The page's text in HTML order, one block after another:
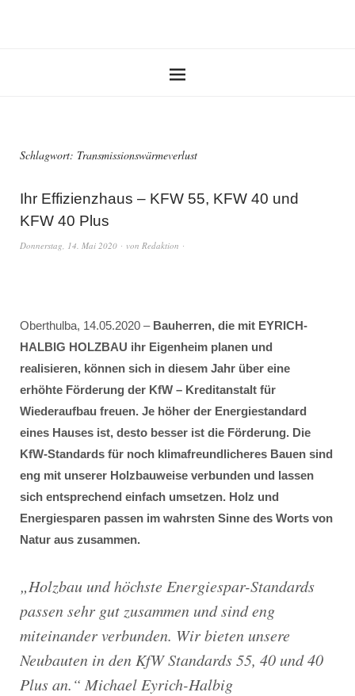
Schlagwort: Transmissionswärmeverlust
Ihr Effizienzhaus – KFW 55, KFW 40 und
KFW 40 Plus
Donnerstag, 14. Mai 2020 von Redaktion
Oberthulba, 14.05.2020 – Bauherren, die mit EYRICH-
HALBIG HOLZBAU ihr Eigenheim planen und
realisieren, können sich in diesem Jahr über eine
erhöhte Förderung der KfW – Kreditanstalt für
Wiederaufbau freuen. Je höher der Energiestandard
eines Hauses ist, desto besser ist die Förderung. Die
KfW-Standards für noch klimafreundlicheres Bauen sind
eng mit unserer Holzbauweise verbunden und lassen
sich entsprechend einfach umsetzen. Holz und
Energiesparen passen im wahrsten Sinne des Worts von
Natur aus zusammen.
„Holzbau und höchste Energiespar-Standards
passen sehr gut zusammen und sind eng
miteinander verbunden. Wir bieten unsere
Neubauten in den KfW Standards 55, 40 und 40
Plus an.“ Michael Eyrich-Halbig